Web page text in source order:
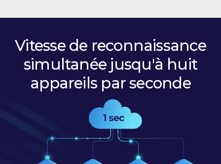
Vitesse de reconnaissance
simultanée jusqu'à huit
appareils par seconde